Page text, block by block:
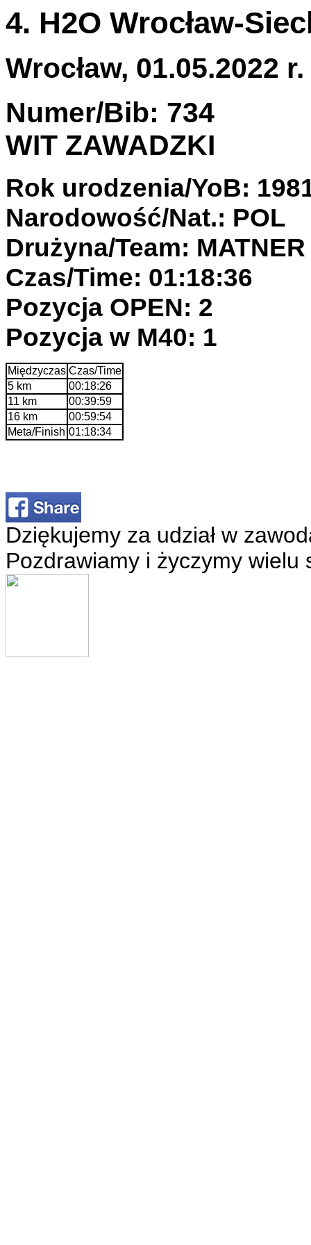
4. H2O Wrocław-
Wrocław, 01.05.2022 r.
Numer/Bib: 734
WIT ZAWADZKI
Rok urodzenia/YoB:
Narodowość/Nat.: POL
Drużyna/Team:
Czas/Time: 01:18:36
Pozycja OPEN: 2
Pozycja w M40: 1
Międzyczas Czas/Time
5 km
00:18:26
11 km
00:39:59
16 km
00:59:54
Meta/Finish 01:18:34
Dziękujemy za udział w
Pozdrawiamy i życzymy wielu